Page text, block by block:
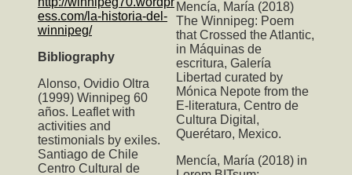
ess.com/la-historia-del-
winnipeg/
Bibliography
Alonso, Ovidio Oltra
(1999) Winnipeg 60
años. Leaflet with
activities and
testimonials by exiles.
Santiago de Chile
Centro Cultural de
Mencía, María (2018)
The Winnipeg: Poem
that Crossed the Atlantic,
in Máquinas de
escritura, Galería
Libertad curated by
Mónica Nepote from the
E-literatura, Centro de
Cultura Digital,
Querétaro, Mexico.
Mencía, María (2018) in